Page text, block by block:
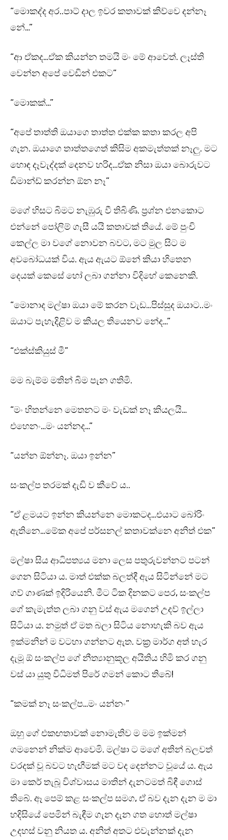
“මොකද්ද අර..පාට් දාල ඉවර කතාවක් කිව්වෙ දන්නෑ
නේ…”
“ආ ඒකද…ඒක කියන්න තමයි මං මේ ආවෙත්. ලෑස්ති
වෙන්න අපේ වෙඩින් එකට”
“මොකක්…”
“අපේ තාත්ති ඔයාගෙ තාත්ත එක්ක කතා කරල අපි
ගැන. ඔයාගෙ තාත්තගෙත් කිසිම අකමැත්තක් නෑලු. මට
හොඳ දෑවැද්දක් දෙනව හරිද…ඒක නිසා ඔයා බොරුවට
ඩිමාන්ඩ් කරන්න ඕන නෑ”
මගේ හිසට බිමට නැඹුරු වී තිබිණි. ප්‍රශ්න එනකොට
එන්නේ පෝලිම් ගැසී යයි කතාවක් තියේ. මේ පුංචි
කෙල්ල මා වගේ නොවන බවට, මට මුල සිට ම
අවබෝධයක් විය. ඇය ඇයට ඕනේ කියා හිතෙන
දෙයක් කෙසේ හෝ ලබා ගන්නා විදිහේ කෙනෙකි.
“මොනාද මල්ෂා ඔයා මේ කරන වැඩ…පිස්සුද ඔයාට..මං
ඔයාට පැහැදිළිව ම කියල තියෙනව නේද…”
“එක්ස්කියුස් මී”
මම බැම්ම මතින් බිම පැන ගතිමි.
“මං හිතන්නෙ මෙතනට මං වැඩක් නෑ කියලයි…
එහෙනං…මං යන්නද…”
“යන්න ඕන්නෑ. ඔයා ඉන්න”
සංකල්ප තරමක් දැඩි ව කීවේ ය..
“ඒ ළමයට ඉන්න කියන්නෙ මොකටද…එයාට බෝරිං
ඇතිනෙ…මේක අපේ පර්සනල් කතාවක්නෙ අනිත් එක”
මල්ෂා සිය ආධිපත්‍යය මනා ලෙස පතුරුවන්නට පටන්
ගෙන සිටියා ය. මාත් එක්ක බලත්දී ඇය සිටින්නේ මට
ගව් ගාණක් ඉදිරියෙනි. මීට ටික දිනකට පෙර, සංකල්ප
ගේ කැමැත්ත ලබා ගනු වස් ඇය මගෙන් උදව් ඉල්ලා
සිටියා ය. නමුත් ඒ මත බලා සිටිය නොහැකි බව ඇය
ඉක්මනින් ම වටහා ගන්නට ඇත. වක්‍ර මාර්ග අත් හැර
දැමූ ඕ සංකල්ප ගේ නීත්‍යානුකූල අයිතිය හිමි කර ගනු
වස් යා යුතු විධිමත් පිරේ ගමන් කොට තිබේ!
“කමක් නෑ සංකල්ප…මං යන්නං”
ඔහු ගේ එකඟතාවක් නොමැතිව ම මම ඉක්මන්
ගමනෙන් නික්ම ආවෙමි. මල්ෂා ට මගේ අතින් බලවත්
වරදක් වූ බවට හැඟීමක් මට වද දෙන්නට වූයේ ය. ඇය
මා කෙර් තැබූ විශ්වාසය මාතින් දැනටමත් බිඳී ගොස්
තිබේ. ඈ පෙම් කළ සංකල්ප සමග, ඒ බව දැන දැන ම මා
හදිසියේ පෙමින් බැඳීම ගැන දැන ගත හොත් මල්ෂා
උදහස් වනු නියත ය. අනිත් අතට එවැන්නක් දැන